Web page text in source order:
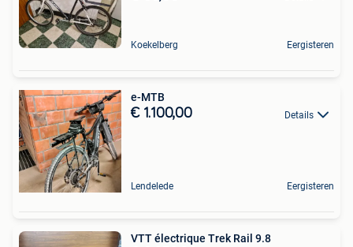
Koekelberg Eergisteren
e-MTB
€ 1.100,00 Details
Lendelede Eergisteren
VTT électrique Trek Rail 9.8